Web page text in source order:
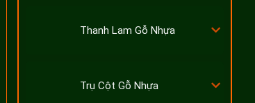
Thanh Lam Gỗ Nhựa
Trụ Cột Gỗ Nhựa